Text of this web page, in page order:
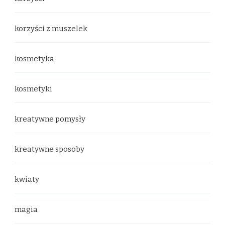
korzyści z muszelek
kosmetyka
kosmetyki
kreatywne pomysły
kreatywne sposoby
kwiaty
magia